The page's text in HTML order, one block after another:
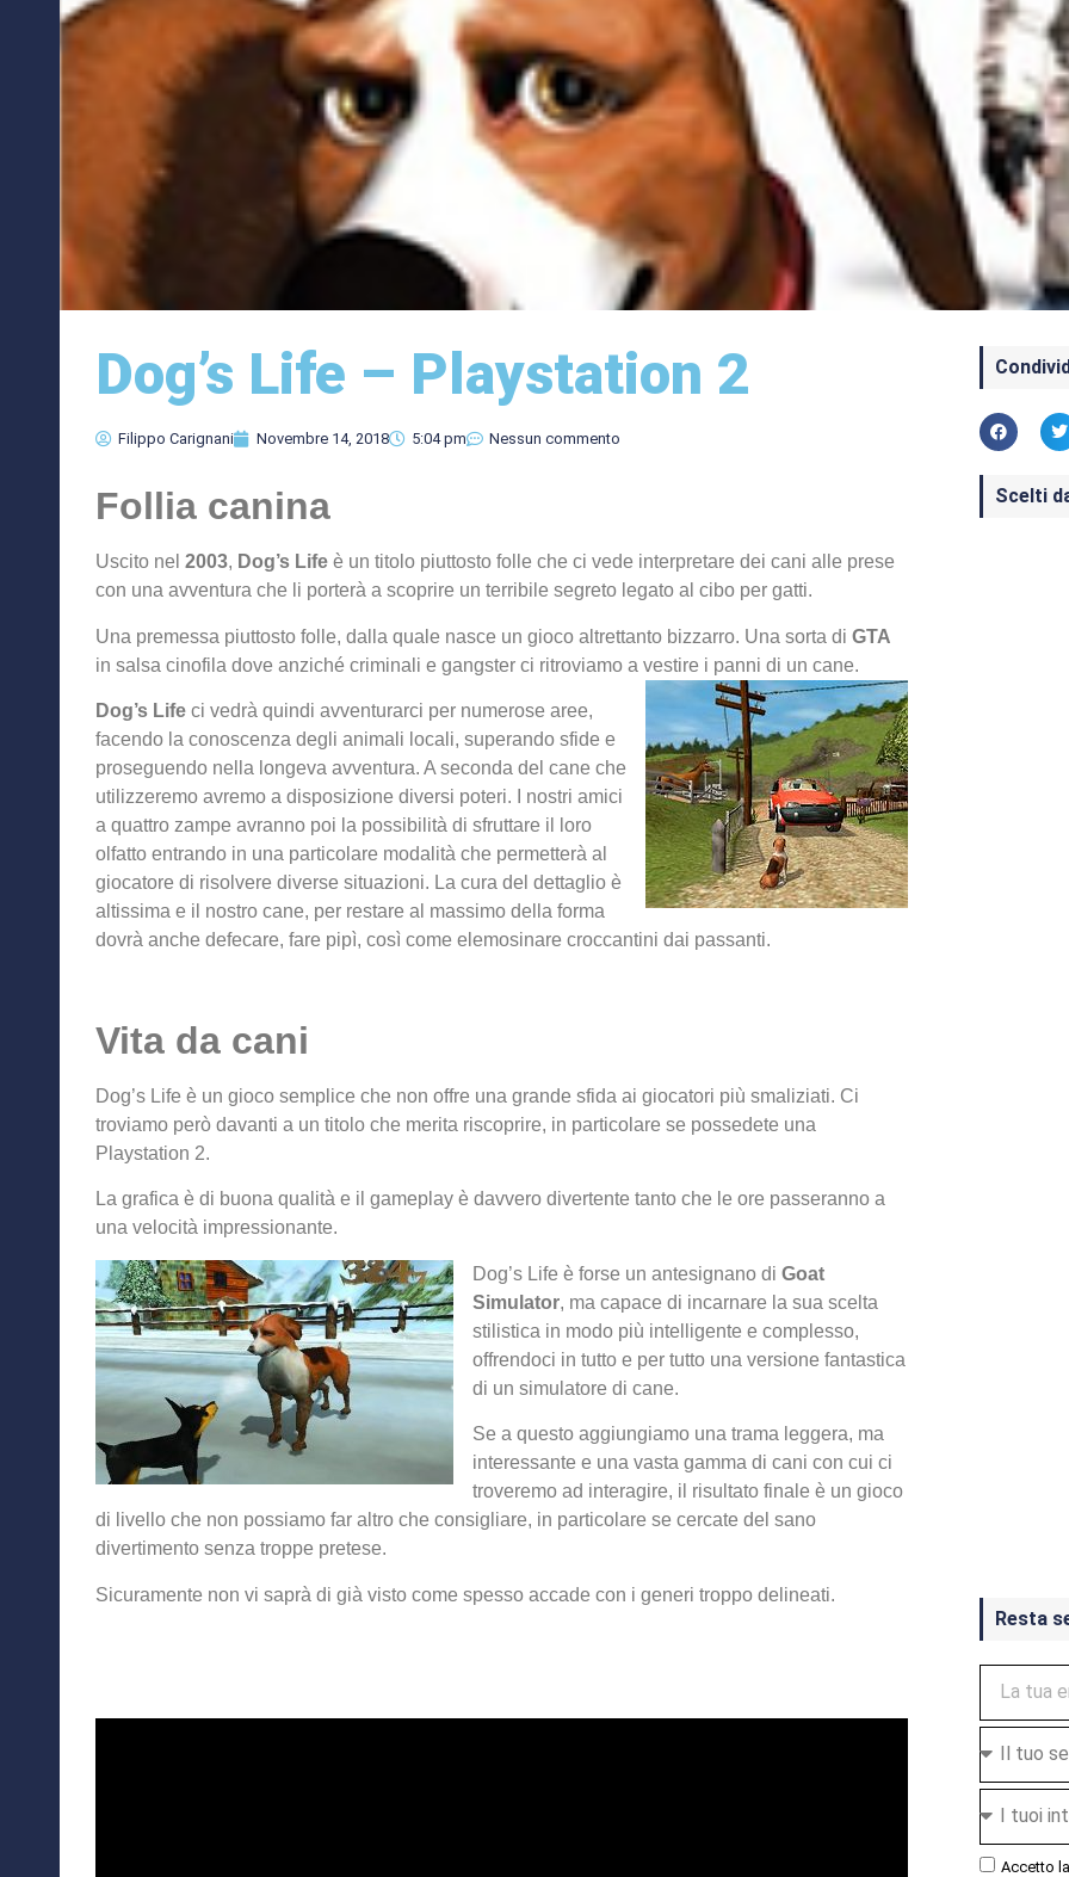
Dog’s Life – Playstation 2
Filippo Carignani Novembre 14, 2018 5:04 pm Nessun commento
Follia canina
Uscito nel 2003, Dog’s Life è un titolo piuttosto folle che ci vede interpretare dei cani alle prese
con una avventura che li porterà a scoprire un terribile segreto legato al cibo per gatti.
Una premessa piuttosto folle, dalla quale nasce un gioco altrettanto bizzarro. Una sorta di GTA
in salsa cinofila dove anziché criminali e gangster ci ritroviamo a vestire i panni di un cane.
Dog’s Life ci vedrà quindi avventurarci per numerose aree,
facendo la conoscenza degli animali locali, superando sfide e
proseguendo nella longeva avventura. A seconda del cane che
utilizzeremo avremo a disposizione diversi poteri. I nostri amici
a quattro zampe avranno poi la possibilità di sfruttare il loro
olfatto entrando in una particolare modalità che permetterà al
giocatore di risolvere diverse situazioni. La cura del dettaglio è
altissima e il nostro cane, per restare al massimo della forma
dovrà anche defecare, fare pipì, così come elemosinare croccantini dai passanti.
Vita da cani
Dog’s Life è un gioco semplice che non offre una grande sfida ai giocatori più smaliziati. Ci
troviamo però davanti a un titolo che merita riscoprire, in particolare se possedete una
Playstation 2.
La grafica è di buona qualità e il gameplay è davvero divertente tanto che le ore passeranno a
una velocità impressionante.
Dog’s Life è forse un antesignano di Goat
Simulator, ma capace di incarnare la sua scelta
stilistica in modo più intelligente e complesso,
offrendoci in tutto e per tutto una versione fantastica
di un simulatore di cane.
Se a questo aggiungiamo una trama leggera, ma
interessante e una vasta gamma di cani con cui ci
troveremo ad interagire, il risultato finale è un gioco
di livello che non possiamo far altro che consigliare, in particolare se cercate del sano
divertimento senza troppe pretese.
Sicuramente non vi saprà di già visto come spesso accade con i generi troppo delineati.
Scelti
Resta
Accetto la